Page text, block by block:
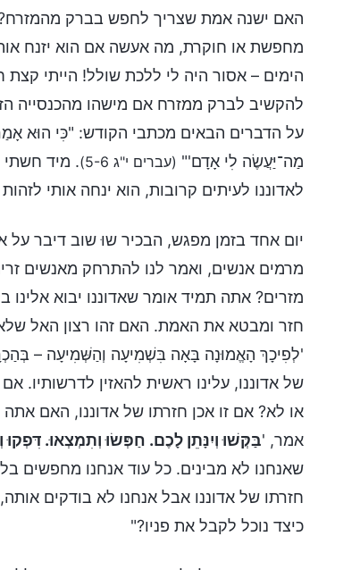
האם ישנה אמת שצריך לחפש בברק מהמזרח?
מחפשת או חוקרת, מה אעשה אם הוא יזנח
הימים – אסור היה לי ללכת שולל! הייתי
להקשיב לברק ממזרח אם מישהו מהכנסייה
על הדברים הבאים מכתבי הקודש: "כִּי הוּא
מַה־יַּעֲשֶׂה לִי אָדָם'" (עברים י"ג 5-6)
. מיד חשתי
לאדוננו לעיתים קרובות, הוא ינחה אותי
יום אחד בזמן מפגש, הבכיר שוּ שוב דיבר
מרמים אנשים, ואמר לנו להתרחק מאנשים
מזרים? אתה תמיד אומר שאדוננו יבוא
חזר ומבטא את האמת. האם זהו רצון האל
'לְפִיכָךְ הָאֱמוּנָה בָּאָה בִּשְׁמִיעָה וְהַשְּׁמִיעָה –
של אדוננו, עלינו ראשית להאזין
או לא? אם זו אכן חזרתו של אדוננו, האם אתה
אמר, 'בַּקְּשׁוּ וְיִנָּתֵן לָכֶם. חַפְּשׂוּ וְתִמְצְאוּ. דִּפְקוּ
שאנחנו לא מבינים. כל עוד אנחנו מחפשים
חזרתו של אדוננו אבל אנחנו לא בודקים
כיצד נוכל לקבל את פניו?"